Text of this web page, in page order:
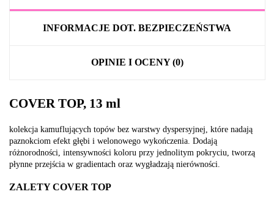
INFORMACJE DOT. BEZPIECZEŃSTWA
OPINIE I OCENY (0)
COVER TOP, 13 ml
kolekcja kamuflujących topów bez warstwy dyspersyjnej, które nadają
paznokciom efekt głębi i welonowego wykończenia. Dodają
różnorodności, intensywności koloru przy jednolitym pokryciu, tworzą
płynne przejścia w gradientach oraz wygładzają nierówności.
ZALETY COVER TOP